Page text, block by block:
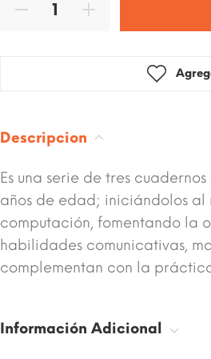
Descripcion
Es una serie de tres
años de edad; iniciándolos al
computación, fomentando la
habilidades comunicativas,
complementan con la
Información Adicional